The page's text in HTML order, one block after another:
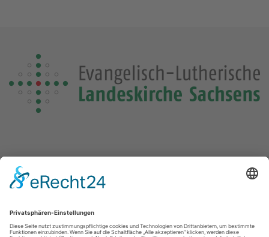
Die Losung von heute
Die Losungensdatei von diesem Jahr konnte nicht gefunden
werden. Wie das Problem gelöst werden kann, können Sie